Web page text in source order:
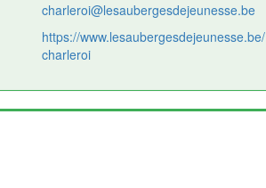
charleroi@lesaubergesdejeunesse.be
https://www.lesaubergesdejeunesse.be/
charleroi